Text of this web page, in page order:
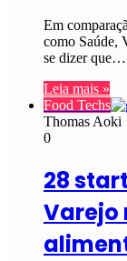
Em
como Saúde,
se dizer que…
Leia mais »
Food Techs
Thomas Aoki
0
28
Varejo